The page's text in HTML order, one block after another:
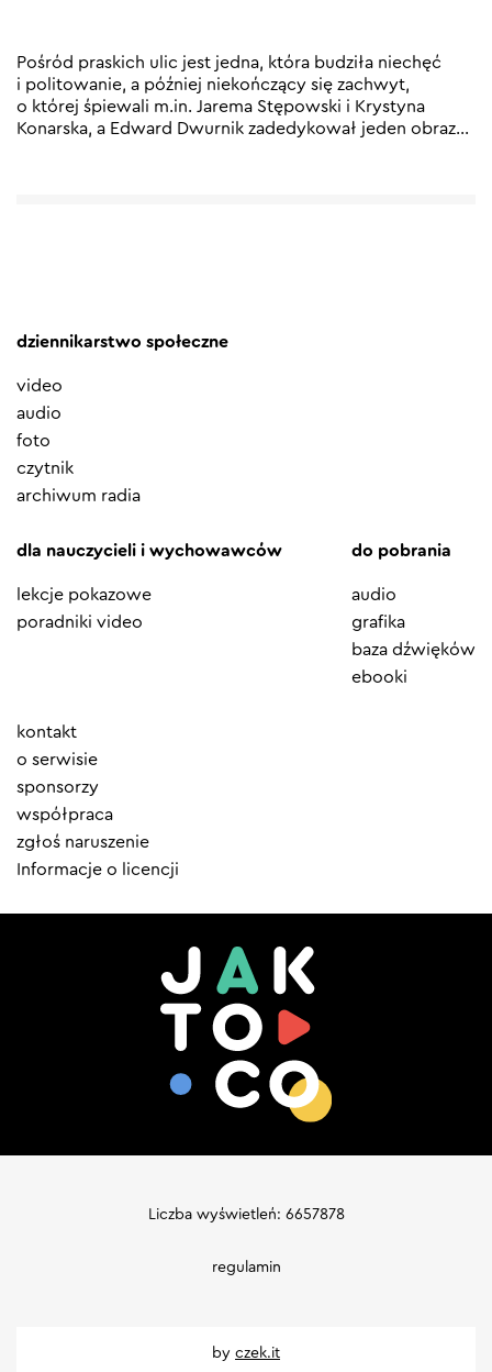
Pośród praskich ulic jest jedna, która budziła niechęć
i politowanie, a później niekończący się zachwyt,
o której śpiewali m.in. Jarema Stępowski i Krystyna
Konarska, a Edward Dwurnik zadedykował jeden obraz…
dziennikarstwo społeczne
video
audio
foto
czytnik
archiwum radia
dla nauczycieli i wychowawców
lekcje pokazowe
poradniki video
do pobrania
audio
grafika
baza dźwięków
ebooki
Element
menu
kontakt
o serwisie
sponsorzy
współpraca
zgłoś naruszenie
Informacje o licencji
by czek.it
Liczba wyświetleń: 6657878
regulamin